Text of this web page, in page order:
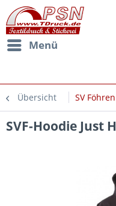
Menü
Übersicht SV Föhren
SVF-Hoodie Just